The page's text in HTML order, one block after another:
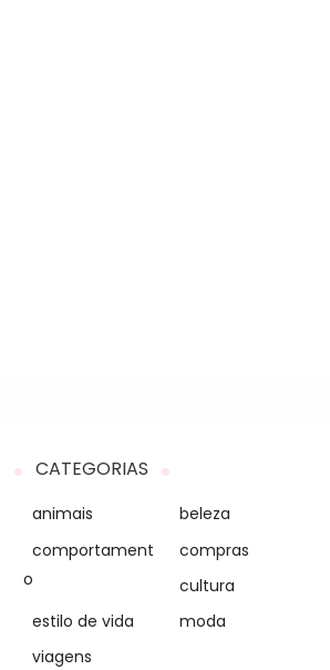
CATEGORIAS
animais
beleza
comportament
o
compras
cultura
estilo de vida
moda
viagens